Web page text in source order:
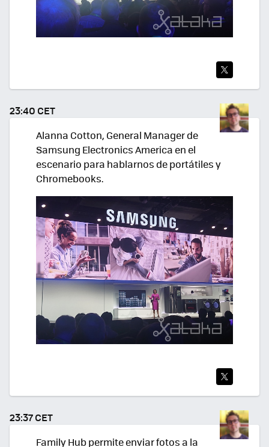
TWI
TEA
R
23:40 CET
Alanna Cotton, General Manager de
Samsung Electronics America en el
escenario para hablarnos de portátiles y
Chromebooks.
TEA
R
23:37 CET
Family Hub permite enviar fotos a la